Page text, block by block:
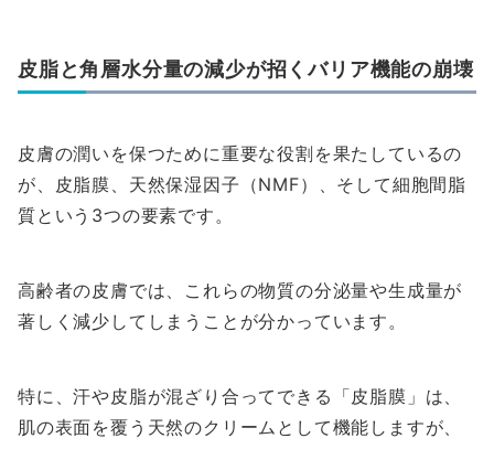
皮脂と角層水分量の減少が招くバリア機能の崩壊
皮膚の潤いを保つために重要な役割を果たしているの
が、皮脂膜、天然保湿因子（NMF）、そして細胞間脂
質という3つの要素です。
高齢者の皮膚では、これらの物質の分泌量や生成量が
著しく減少してしまうことが分かっています。
特に、汗や皮脂が混ざり合ってできる「皮脂膜」は、
肌の表面を覆う天然のクリームとして機能しますが、